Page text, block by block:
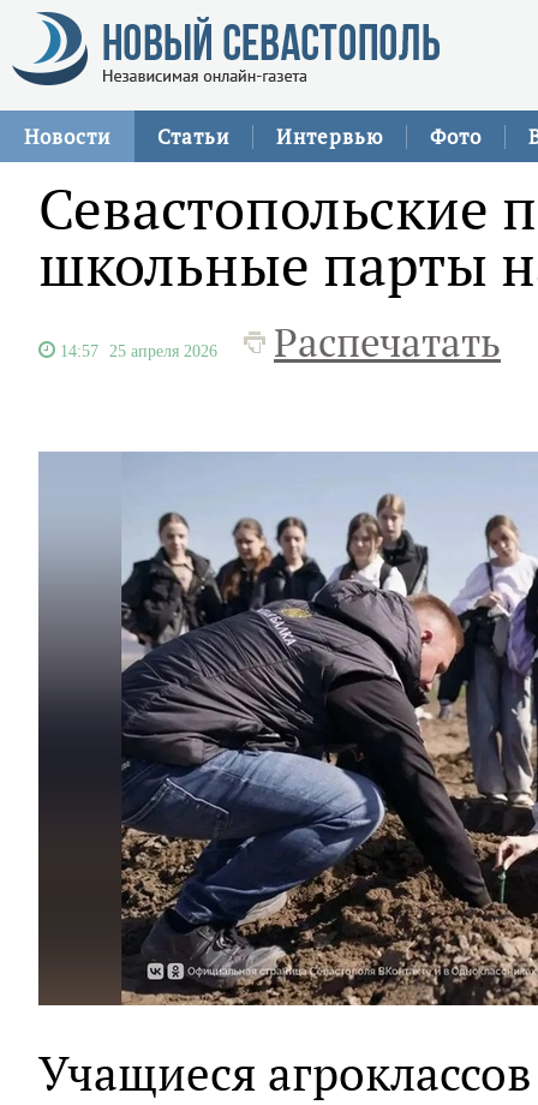
Новости Статьи Интервью Фото
Севастопольские
школьные парты
14:57 25 апреля 2026 Распечатать
Учащиеся